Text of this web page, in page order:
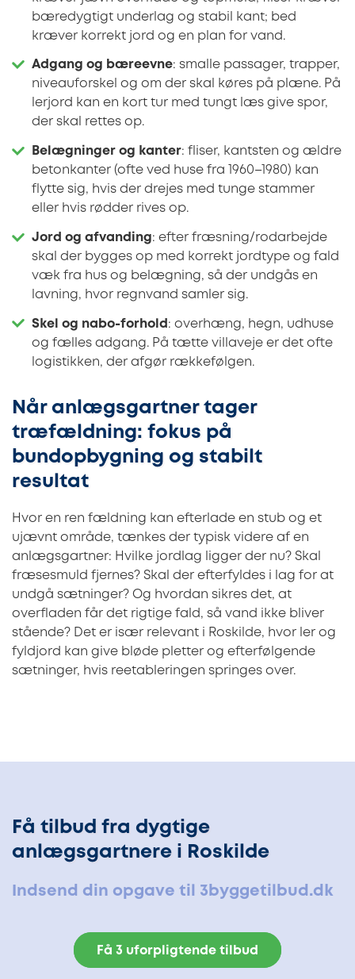
bæredygtigt underlag og stabil kant; bed
kræver korrekt jord og en plan for vand.
Adgang og bæreevne: smalle passager, trapper,
niveauforskel og om der skal køres på plæne. På
lerjord kan en kort tur med tungt læs give spor,
der skal rettes op.
Belægninger og kanter: fliser, kantsten og ældre
betonkanter (ofte ved huse fra 1960–1980) kan
flytte sig, hvis der drejes med tunge stammer
eller hvis rødder rives op.
Jord og afvanding: efter fræsning/rodarbejde
skal der bygges op med korrekt jordtype og fald
væk fra hus og belægning, så der undgås en
lavning, hvor regnvand samler sig.
Skel og nabo-forhold : overhæng, hegn, udhuse
og fælles adgang. På tætte villaveje er det ofte
logistikken, der afgør rækkefølgen.
Når anlægsgartner tager
træfældning: fokus på
bundopbygning og stabilt
resultat
Hvor en ren fældning kan efterlade en stub og et
ujævnt område, tænkes der typisk videre af en
anlægsgartner: Hvilke jordlag ligger der nu? Skal
fræsesmuld fjernes? Skal der efterfyldes i lag for at
undgå sætninger? Og hvordan sikres det, at
overfladen får det rigtige fald, så vand ikke bliver
stående? Det er især relevant i Roskilde, hvor ler og
fyldjord kan give bløde pletter og efterfølgende
sætninger, hvis reetableringen springes over.
Få tilbud fra dygtige
anlægsgartnere i Roskilde
Indsend din opgave til 3byggetilbud.dk
Få 3 uforpligtende tilbud